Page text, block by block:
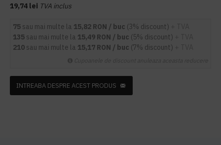
19,74 lei TVA inclus
75 sau mai multe la 15,82 RON / buc (3% discount)
135 sau mai multe la 15,49 RON / buc (5% discount)
210 sau mai multe la 15,17 RON / buc (7% discount)
INTREABA DESPRE ACEST PRODUS